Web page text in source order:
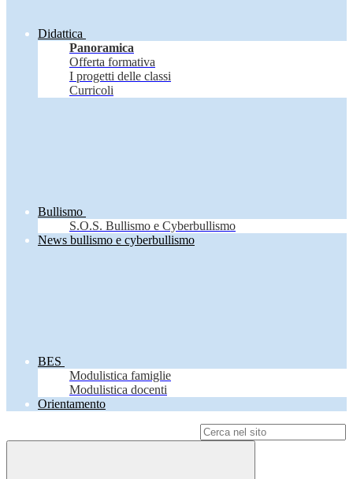
Didattica
Panoramica
Offerta formativa
I progetti delle classi
Curricoli
Bullismo
S.O.S. Bullismo e Cyberbullismo
News bullismo e cyberbullismo
BES
Modulistica famiglie
Modulistica docenti
Orientamento